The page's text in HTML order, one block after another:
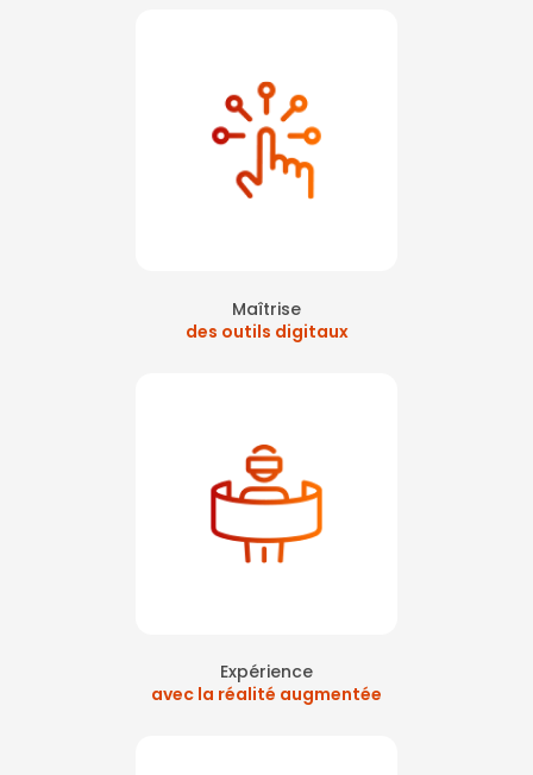
Maîtrise
des outils digitaux
Expérience
avec la réalité augmentée